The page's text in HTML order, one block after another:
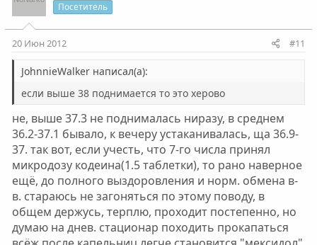
Посетитель
20 Июн 2012 #11
JohnnieWalker написал(а):
если выше 38 поднимается то это херово
не, выше 37.3 не поднималась ниразу, в среднем
36.2-37.1 бывало, к вечеру устаканивалась, ща 36.9-
37. так вот, если учесть, что 7-го числа принял
микродозу кодеина(1.5 таблетки), то рано наверное
ещё, до полного выздоровления и норм. обмена в-
в. стараюсь не загоняться по этому поводу, в
общем держусь, терплю, проходит постепенно, но
думаю на днев. стационар походить прокапаться